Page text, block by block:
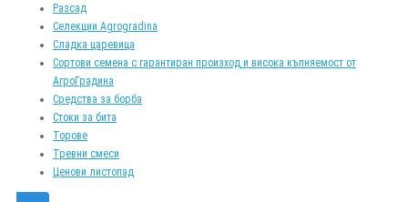
Разсад
Селекции Agrogradina
Сладка царевица
Сортови семена с гарантиран произход и висока кълняемост от
АгроГрадина
Средства за борба
Стоки за бита
Торове
Тревни смеси
Ценови листопад